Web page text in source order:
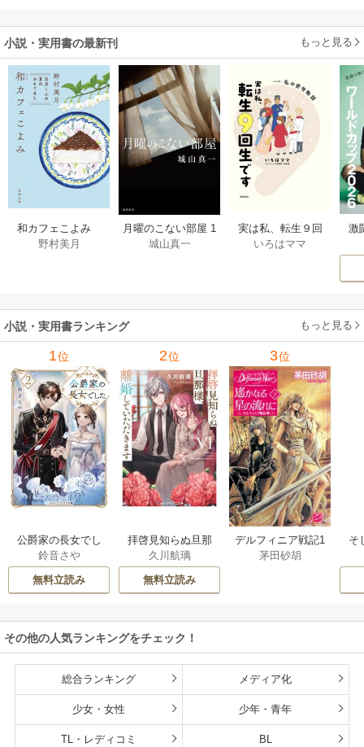
小説・実用書の最新刊 もっと見る
和カフェこよみ
五月くんの夏のお
野村美月
月曜のこない部屋 1
巻
城山真一
実は私、転生９回
生です マンガ
いろはママ
激
小説・実用書ランキング もっと見る
1位
公爵家の長女でし
た
鈴音さや
無料立読み
2位
拝啓見知らぬ旦那
様、離婚していた
だきます
久川航璃
無料立読み
3位
デルフィニア戦記1
茅田砂胡
そ
その他の人気ランキングをチェック！
総合ランキング メディア化
少女・女性 少年・青年
TL・レディコミ BL